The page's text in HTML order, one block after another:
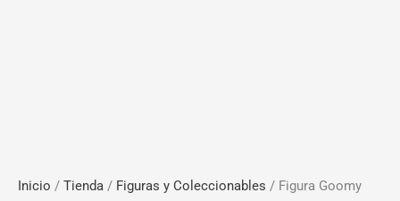
Inicio / Tienda / Figuras y Coleccionables / Figura Goomy